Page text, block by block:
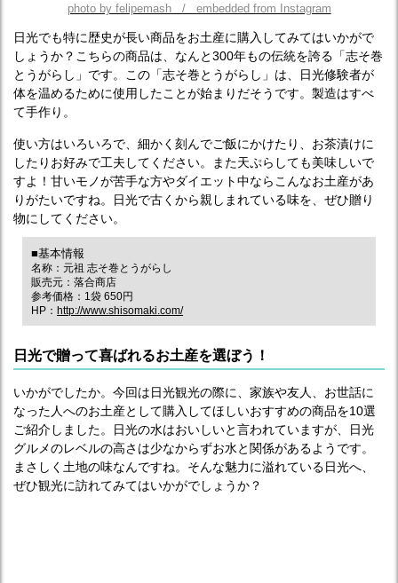
photo by felipemash / embedded from Instagram
日光でも特に歴史が長い商品をお土産に購入してみてはいかがで
しょうか？こちらの商品は、なんと300年もの伝統を誇る「志そ巻
とうがらし」です。この「志そ巻とうがらし」は、日光修験者が
体を温めるために使用したことが始まりだそうです。製造はすべ
て手作り。
使い方はいろいろで、細かく刻んでご飯にかけたり、お茶漬けに
したりお好みで工夫してください。また天ぷらしても美味しいで
すよ！甘いモノが苦手な方やダイエット中ならこんなお土産があ
りがたいですね。日光で古くから親しまれている味を、ぜひ贈り
物にしてください。
■基本情報
名称：元祖 志そ巻とうがらし
販売元：落合商店
参考価格：1袋 650円
HP： http://www.shisomaki.com/
日光で贈って喜ばれるお土産を選ぼう！
いかがでしたか。今回は日光観光の際に、家族や友人、お世話に
なった人へのお土産として購入してほしいおすすめの商品を10選
ご紹介しました。日光の水はおいしいと言われていますが、日光
グルメのレベルの高さは少なからずお水と関係があるようです。
まさしく土地の味なんですね。そんな魅力に溢れている日光へ、
ぜひ観光に訪れてみてはいかがでしょうか？